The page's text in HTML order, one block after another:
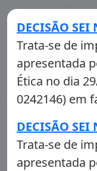
DECISÃO SEI
Trata-se de
apresentada
Ética no dia
0242146) em
DECISÃO SEI
Trata-se de
apresentada